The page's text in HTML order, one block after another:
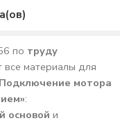
по труду
все материалы для
мотора
:
основой и